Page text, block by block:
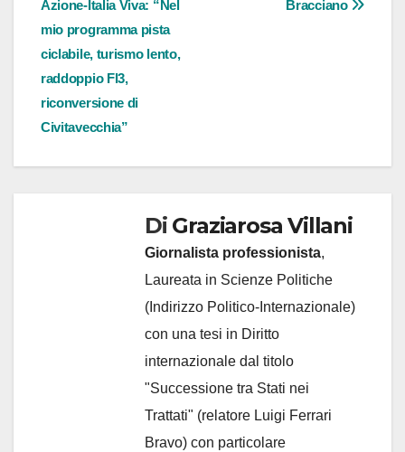
Bracciano
Azione-Italia Viva: “Nel
mio programma pista
ciclabile, turismo lento,
raddoppio Fl3,
riconversione di
Civitavecchia”
Di Graziarosa Villani
Giornalista professionista,
Laureata in Scienze Politiche
(Indirizzo Politico-Internazionale)
con una tesi in Diritto
internazionale dal titolo
"Successione tra Stati nei
Trattati" (relatore Luigi Ferrari
Bravo) con particolare